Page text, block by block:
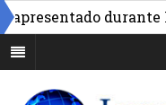
durante